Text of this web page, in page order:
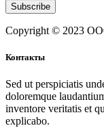
Subscribe
Copyright © 2023
Контакты
Sed ut perspiciatis
doloremque
inventore veritatis et
explicabo.